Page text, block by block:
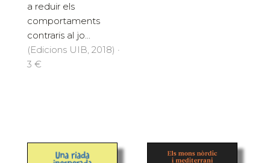
a reduir els
comportaments
contraris al jo...
(Edicions UIB, 2018) ·
3 €